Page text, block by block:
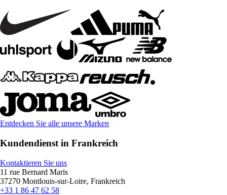
Entdecken Sie alle unsere Marken
Kundendienst in Frankreich
Kontaktieren Sie uns
11 rue Bernard Maris
37270 Montlouis-sur-Loire, Frankreich
+33 1 86 47 62 58